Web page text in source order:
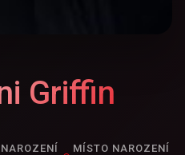
Griffin
MÍSTO NAROZENÍ